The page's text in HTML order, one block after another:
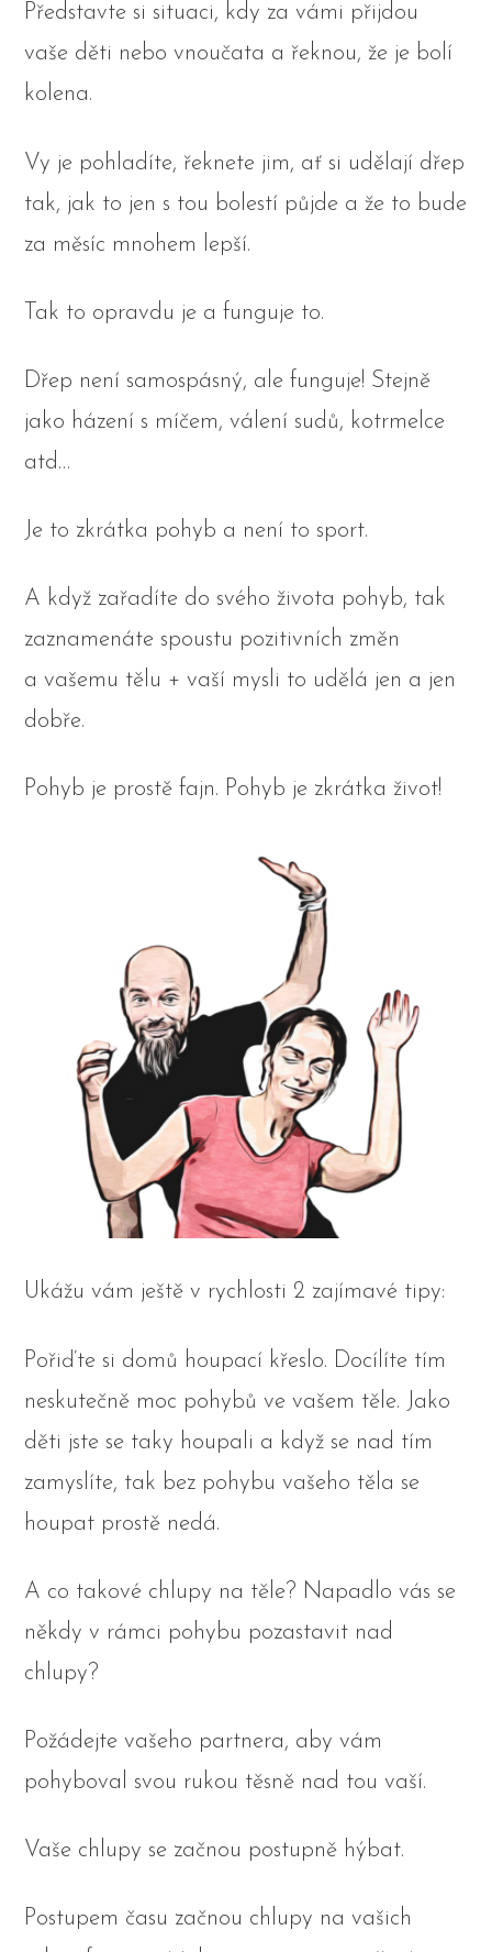
Představte si situaci, kdy za vámi přijdou
vaše děti nebo vnoučata a řeknou, že je bolí
kolena.
Vy je pohladíte, řeknete jim, ať si udělají dřep
tak, jak to jen s tou bolestí půjde a že to bude
za měsíc mnohem lepší.
Tak to opravdu je a funguje to.
Dřep není samospásný, ale funguje! Stejně
jako házení s míčem, válení sudů, kotrmelce
atd…
Je to zkrátka pohyb a není to sport.
A když zařadíte do svého života pohyb, tak
zaznamenáte spoustu pozitivních změn
a vašemu tělu + vaší mysli to udělá jen a jen
dobře.
Pohyb je prostě fajn. Pohyb je zkrátka život!
Ukážu vám ještě v rychlosti 2 zajímavé tipy:
Pořiďte si domů houpací křeslo. Docílíte tím
neskutečně moc pohybů ve vašem těle. Jako
děti jste se taky houpali a když se nad tím
zamyslíte, tak bez pohybu vašeho těla se
houpat prostě nedá.
A co takové chlupy na těle? Napadlo vás se
někdy v rámci pohybu pozastavit nad
chlupy?
Požádejte vašeho partnera, aby vám
pohyboval svou rukou těsně nad tou vaší.
Vaše chlupy se začnou postupně hýbat.
Postupem času začnou chlupy na vašich